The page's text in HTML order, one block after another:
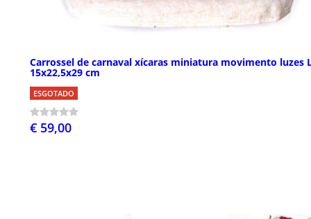
Carrossel de carnaval xícaras miniatura movimento luzes
15x22,5x29 cm
ESGOTADO
€ 59,00